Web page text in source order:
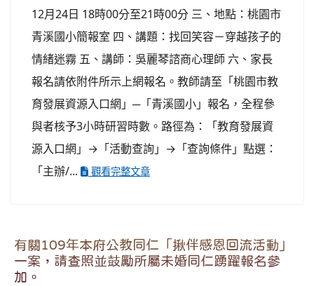
12月24日 18時00分至21時00分 三、地點：桃園市
青溪國小簡報室 四、講題：找回笑容－穿越孩子的
情緒迷霧 五、講師：吳麗琴諮商心理師 六、家長
報名請依附件所示上網報名。教師請至「桃園市教
育發展資源入口網」─「青溪國小」報名，全程參
與者核予3小時研習時數。路徑為：「教育發展資
源入口網」→「活動查詢」→「查詢條件」點選：
「主辦/...
觀看完整文章
有關109年本府公教同仁「揪伴感恩回流活動」
一案，請查照並鼓勵所屬未婚同仁踴躍報名參
加。